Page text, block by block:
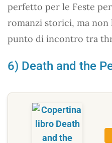
perfetto per le Feste
romanzi storici, ma
punto di incontro tra
6) Death and the